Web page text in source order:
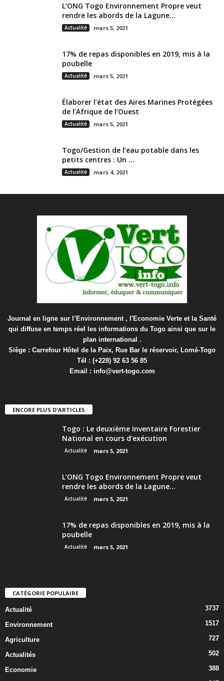
L’ONG Togo Environnement Propre veut
rendre les abords de la Lagune...
Actualité mars 5, 2021
17% de repas disponibles en 2019, mis à la
poubelle
Actualité mars 5, 2021
Élaborer l’état des Aires Marines Protégées
de l’Afrique de l’Ouest
Actualité mars 5, 2021
Togo/Gestion de l’eau potable dans les
petits centres : Un ...
Actualité mars 4, 2021
Journal en ligne sur l’Environnement , l'Economie Verte et la Santé
qui diffuse en temps réel les informations du Togo ainsi que sur le
plan international .
Siège : Carrefour Hôtel de la Paix, Rue Bar le réservoir, Lomé-Togo
Tél : (+228) 92 63 56 85
Email : info@vert-togo.com
ENCORE PLUS D'ARTICLES
Togo : Le deuxième Inventaire Forestier
National en cours d’exécution
Actualité mars 5, 2021
L’ONG Togo Environnement Propre veut
rendre les abords de la Lagune...
Actualité mars 5, 2021
17% de repas disponibles en 2019, mis à la
poubelle
Actualité mars 5, 2021
CATÉGORIE POPULAIRE
Actualité 3737
Environnement 1517
Agriculture 727
Actualités 502
Economie
388